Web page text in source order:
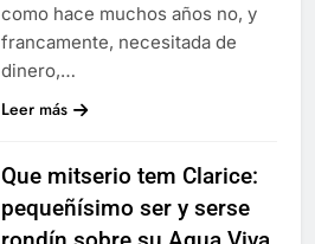
como hace muchos años no, y
francamente, necesitada de
dinero,…
Leer más
Que mitserio tem Clarice:
pequeñísimo ser y serse